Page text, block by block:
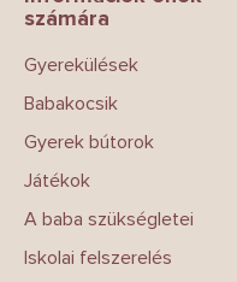
számára
Gyerekülések
Babakocsik
Gyerek bútorok
Játékok
A baba szükségletei
Iskolai felszerelés